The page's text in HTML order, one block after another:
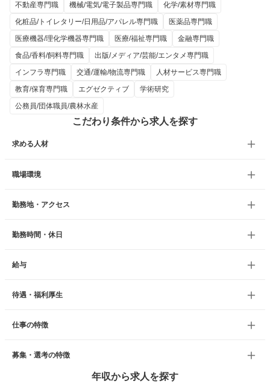
不動産専門職
機械/電気/電子製品専門職
化学/素材専門職
化粧品/トイレタリー/日用品/アパレル専門職
医薬品専門職
医療機器/理化学機器専門職
医療/福祉専門職
金融専門職
食品/香料/飼料専門職
出版/メディア/芸能/エンタメ専門職
インフラ専門職
交通/運輸/物流専門職
人材サービス専門職
教育/保育専門職
エグゼクティブ
学術研究
公務員/団体職員/農林水産
こだわり条件から求人を探す
求める人材
職場環境
勤務地・アクセス
勤務時間・休日
給与
待遇・福利厚生
仕事の特徴
募集・選考の特徴
年収から求人を探す